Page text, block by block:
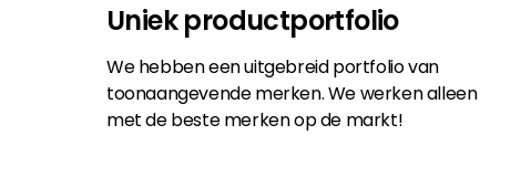
Uniek productportfolio
We hebben een uitgebreid portfolio van
toonaangevende merken. We werken alleen
met de beste merken op de markt!